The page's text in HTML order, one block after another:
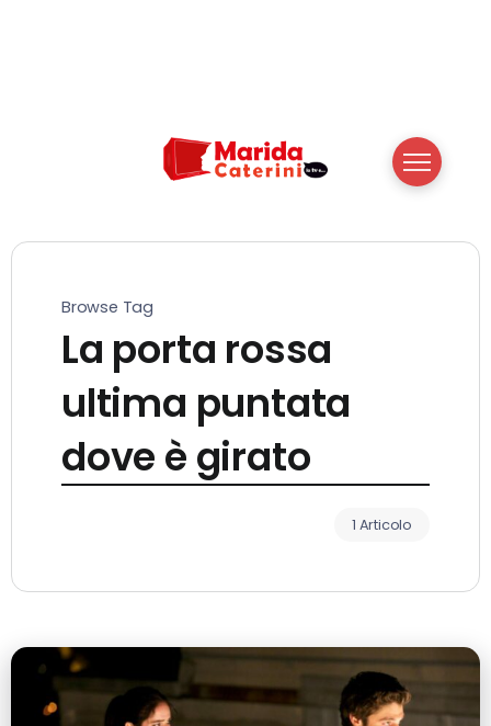
Browse Tag
La porta rossa
ultima puntata
dove è girato
1 Articolo